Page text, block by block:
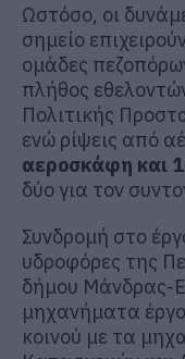
Ωστόσο, οι
σημείο
ομάδες
πλήθος
Πολιτικής
ενώ ρίψεις από
αεροσκάφη και
δύο για τον
Συνδρομή στο
υδροφόρες της
δήμου Μάνδρας-
μηχανήματα
κοινού με τα